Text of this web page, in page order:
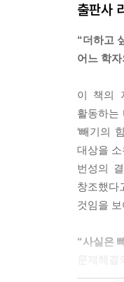
혀 있음
그 보고
차를 생
--- p.156
뺀 것을
기를 해
--- p.247
나 핵심
출판사
“더하고
어느 학
이 책의
활동하는
‘빼기의
대상을
번성의
창조했다
것임을
“사실은